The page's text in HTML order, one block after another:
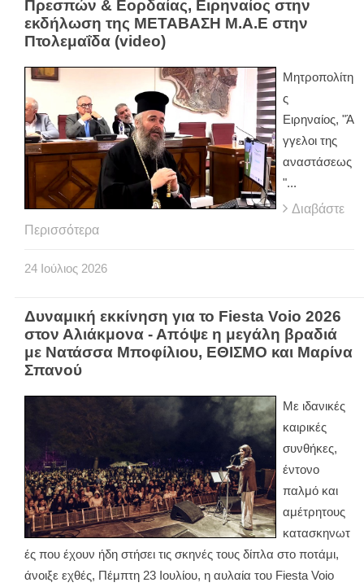
Πρεσπών & Εορδαίας, Ειρηναίος στην
εκδήλωση της ΜΕΤΑΒΑΣΗ Μ.Α.Ε στην
Πτολεμαΐδα (video)
Μητροπολίτη
ς
Ειρηναίος, "Ά
γγελοι της
αναστάσεως
"...
Διαβάστε
Περισσότερα
24 Ιούλιος 2026
Δυναμική εκκίνηση για το Fiesta Voio 2026
στον Αλιάκμονα - Απόψε η μεγάλη βραδιά
με Νατάσσα Μποφίλιου, ΕΘΙΣΜΟ και Μαρίνα
Σπανού
Με ιδανικές
καιρικές
συνθήκες,
έντονο
παλμό και
αμέτρητους
κατασκηνωτ
ές που έχουν ήδη στήσει τις σκηνές τους δίπλα στο ποτάμι,
άνοιξε εχθές, Πέμπτη 23 Ιουλίου, η αυλαία του Fiesta Voio